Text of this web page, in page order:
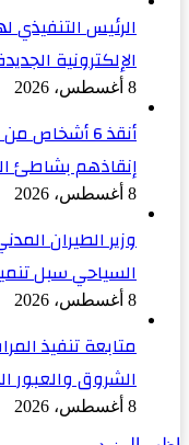
الرئيس التنفيذي
الإلكترونية
8 أغسطس، 2026
أنقذ 6
إنقاذهم بشاطئ
8 أغسطس، 2026
وزير الطيران
السياحي سبل
8 أغسطس، 2026
متابعة تنفيذ
الشروق والعبور
8 أغسطس، 2026